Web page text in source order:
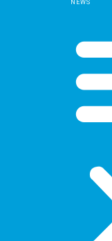
NEWS